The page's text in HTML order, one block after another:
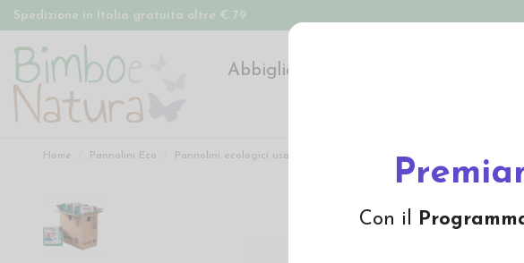
Con il
Spedizione in Italia gratuita oltre € 79
Abbigliamento
Home Pannolini Eco Pannolini ecologici usa e getta Pannolini Bambo Nature Taglia 1